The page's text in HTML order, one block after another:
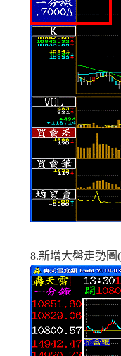
8.新增大盤走勢